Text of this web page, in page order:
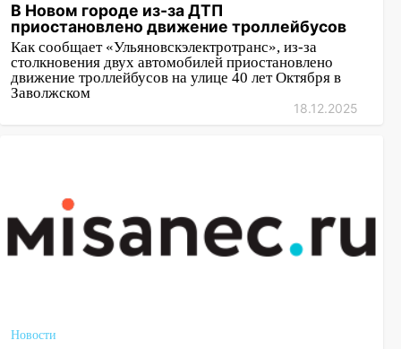
В Новом городе из-за ДТП
приостановлено движение троллейбусов
Как сообщает «Ульяновскэлектротранс», из-за
столкновения двух автомобилей приостановлено
движение троллейбусов на улице 40 лет Октября в
Заволжском
18.12.2025
Новости